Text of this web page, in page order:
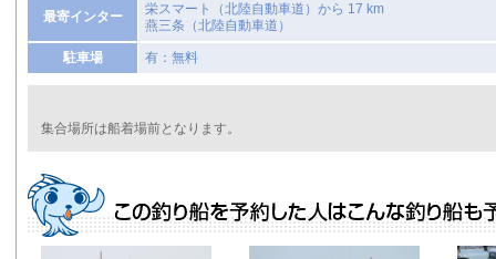
最寄インター
栄スマート（北陸自動車道）から 17 km
燕三条（北陸自動車道）
駐車場 有：無料
集合場所は船着場前となります。